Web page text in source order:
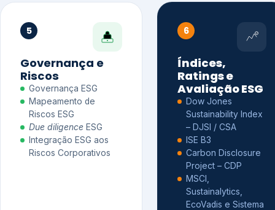
5
Governança e
Riscos
Governança ESG
Mapeamento de
Riscos ESG
Due diligence ESG
Integração ESG aos
Riscos Corporativos
6
Índices,
Ratings e
Avaliação ESG
Dow Jones
Sustainability Index
– DJSI / CSA
ISE B3
Carbon Disclosure
Project – CDP
MSCI,
Sustainalytics,
EcoVadis e Sistema